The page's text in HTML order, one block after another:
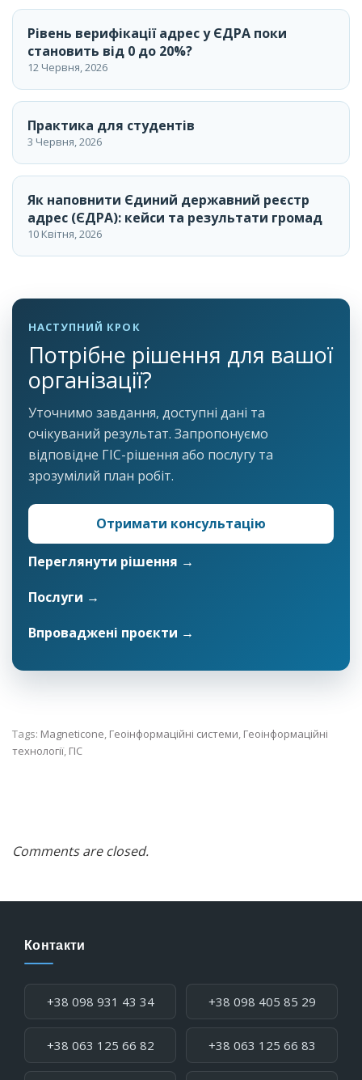
Рівень верифікації адрес у ЄДРА поки
становить від 0 до 20%?
12 Червня, 2026
Практика для студентів
3 Червня, 2026
Як наповнити Єдиний державний реєстр
адрес (ЄДРА): кейси та результати громад
10 Квітня, 2026
НАСТУПНИЙ КРОК
Потрібне рішення для вашої
організації?
Уточнимо завдання, доступні дані та
очікуваний результат. Запропонуємо
відповідне ГІС-рішення або послугу та
зрозумілий план робіт.
Отримати консультацію
Переглянути рішення →
Послуги →
Впроваджені проєкти →
Tags: Magneticone, Геоінформаційні системи, Геоінформаційні
технології, ГІС
Comments are closed.
Контакти
+38 098 931 43 34 +38 098 405 85 29
+38 063 125 66 82 +38 063 125 66 83